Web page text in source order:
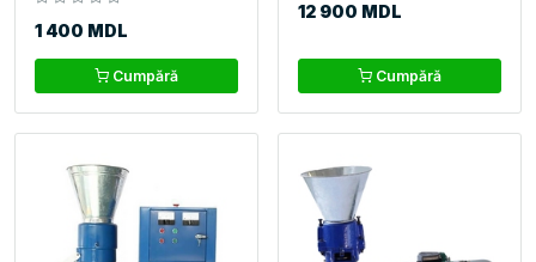
1 400 MDL
Cumpără
12 900 MDL
Cumpără